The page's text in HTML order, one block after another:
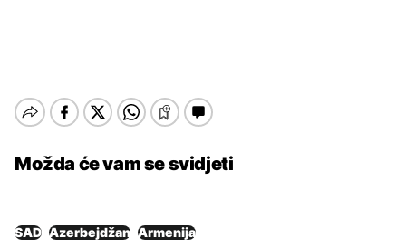
Možda će vam se svidjeti
SAD Azerbejdžan Armenija